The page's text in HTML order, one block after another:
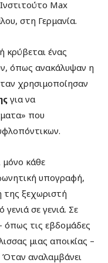
Max
στη Γερμανία.
κρύβεται ένας
όπως ανακάλυψαν η
χρησιμοποίησαν
για να
που
μόνο κάθε
υπογραφή,
της ξεχωριστή
σε γενιά. Σε
όπως τις εβδομάδες
μιας αποικίας –
Όταν αναλαμβάνει